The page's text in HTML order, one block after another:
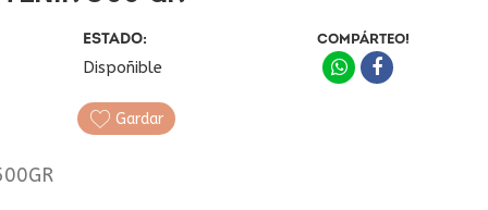
ESTADO:
Dispoñible
COMPÁRTEO!
Gardar